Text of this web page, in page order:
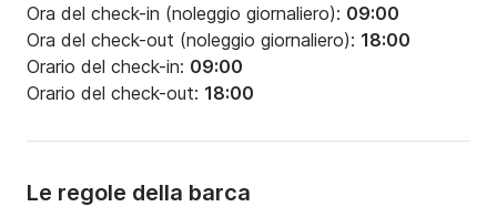
Ora del check-in (noleggio giornaliero): 09:00
Ora del check-out (noleggio giornaliero): 18:00
Orario del check-in: 09:00
Orario del check-out: 18:00
Le regole della barca